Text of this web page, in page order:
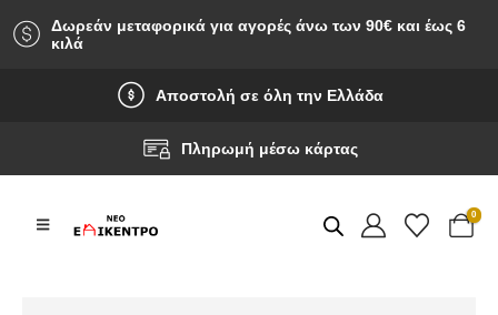
Δωρεάν μεταφορικά για αγορές άνω των 90‎€ και έως 6
κιλά
Αποστολή σε όλη την Ελλάδα
Πληρωμή μέσω κάρτας
0